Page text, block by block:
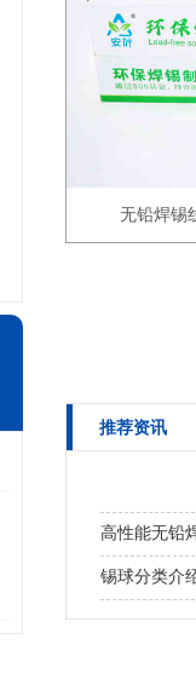
无铅焊锡
推荐资讯
高性能无铅
锡球分类介
安叶高纯锌